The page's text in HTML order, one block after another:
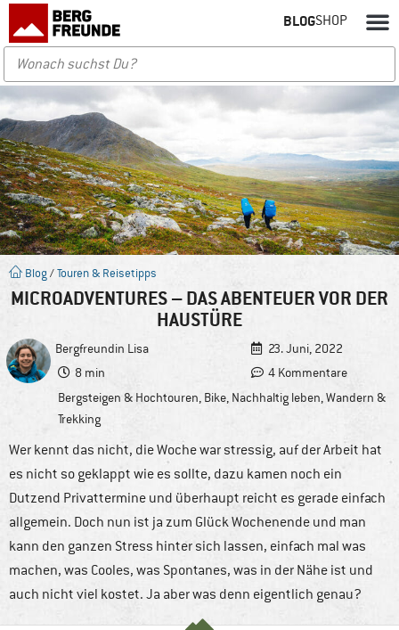
BLOGSHOP
Blog /Touren & Reisetipps
MICROADVENTURES – DAS ABENTEUER VOR DER
HAUSTÜRE
Bergfreundin Lisa
23. Juni, 2022
8 min
4 Kommentare
Bergsteigen & Hochtouren, Bike, Nachhaltig leben,Wandern &
Trekking
Wer kennt das nicht, die Woche war stressig, auf der Arbeit hat
es nicht so geklappt wie es sollte, dazu kamen noch ein
Dutzend Privattermine und überhaupt reicht es gerade einfach
allgemein. Doch nun ist ja zum Glück Wochenende und man
kann den ganzen Stress hinter sich lassen, einfach mal was
machen, was Cooles, was Spontanes, was in der Nähe ist und
auch nicht viel kostet. Ja aber was denn eigentlich genau?